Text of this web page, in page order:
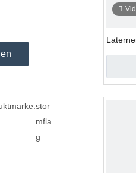
stor
mfla
g